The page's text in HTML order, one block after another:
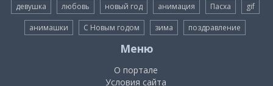
девушка любовь новый год анимация Пасха gif
анимашки С Новым годом зима поздравление
Меню
О портале
Условия сайта